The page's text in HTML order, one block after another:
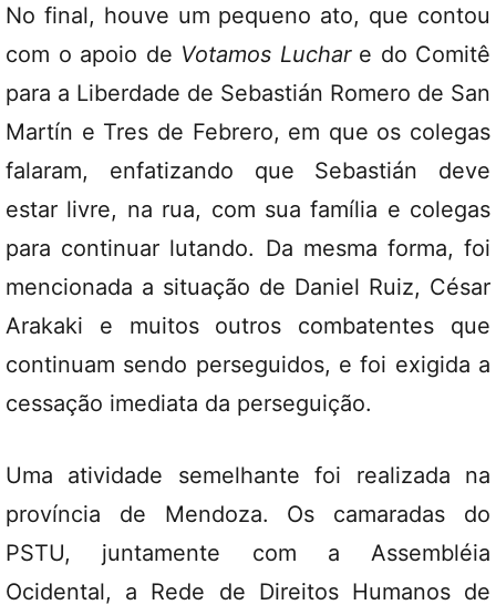
No final, houve um pequeno ato, que contou
com o apoio de Votamos Luchare do Comitê
para a Liberdade de Sebastián Romero de San
Martín e Tres de Febrero, em que os colegas
falaram, enfatizando que Sebastián deve
estar livre, na rua, com sua família e colegas
para continuar lutando. Da mesma forma, foi
mencionada a situação de Daniel Ruiz, César
Arakaki e muitos outros combatentes que
continuam sendo perseguidos, e foi exigida a
cessação imediata da perseguição.
Uma atividade semelhante foi realizada na
província de Mendoza. Os camaradas do
PSTU, juntamente com a Assembléia
Ocidental, a Rede de Direitos Humanos de